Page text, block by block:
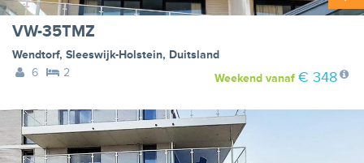
VW-35TMZ
Wendtorf, Sleeswijk-Holstein, Duitsland
6
2 Weekendvanaf € 348